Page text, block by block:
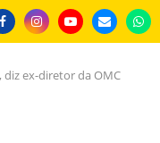
diz ex-diretor da OMC